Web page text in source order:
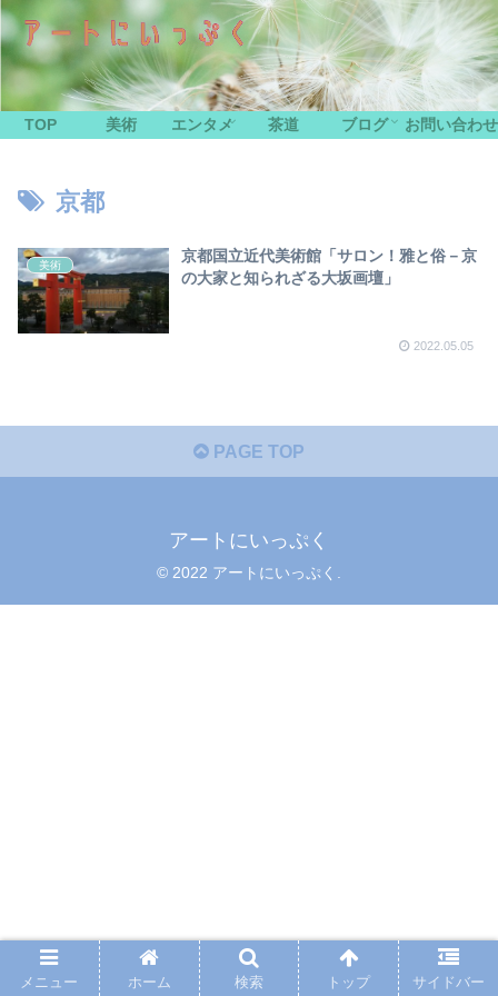
TOP 美術 エンタメ 茶道 ブログ お問い合わせ
京都
美術
京都国立近代美術館「サロン！雅と俗－京
の大家と知られざる大坂画壇」
2022.05.05
PAGE TOP
アートにいっぷく
© 2022 アートにいっぷく.
メニュー ホーム 検索 トップ サイドバー